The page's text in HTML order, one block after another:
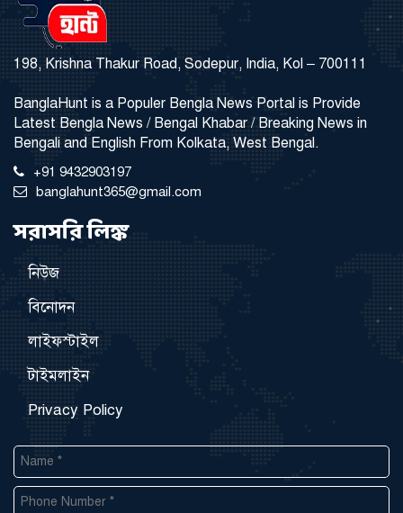
198, Krishna Thakur Road, Sodepur, India, Kol – 700111
BanglaHunt is a Populer Bengla News Portal is Provide
Latest Bengla News / Bengal Khabar / Breaking News in
Bengali and English From Kolkata, West Bengal.
+91 9432903197
banglahunt365@gmail.com
সরাসরি লিঙ্ক
নিউজ
বিনোদন
লাইফস্টাইল
টাইমলাইন
Privacy Policy